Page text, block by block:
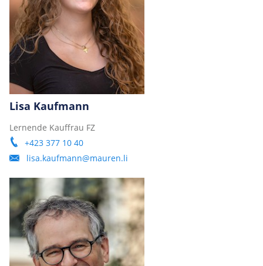
Lisa Kaufmann
Lernende Kauffrau FZ
+423 377 10 40
lisa.kaufmann@mauren.li